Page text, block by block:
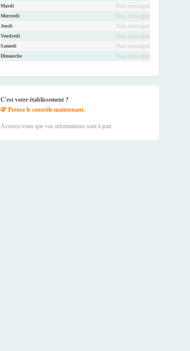
Mardi Non renseigné
Mercredi Non renseigné
Jeudi Non renseigné
Vendredi Non renseigné
Samedi Non renseigné
Dimanche Non renseigné
C'est votre établissement ?
Prenez le contrôle maintenant.
Assurez-vous que vos informations sont à jour.